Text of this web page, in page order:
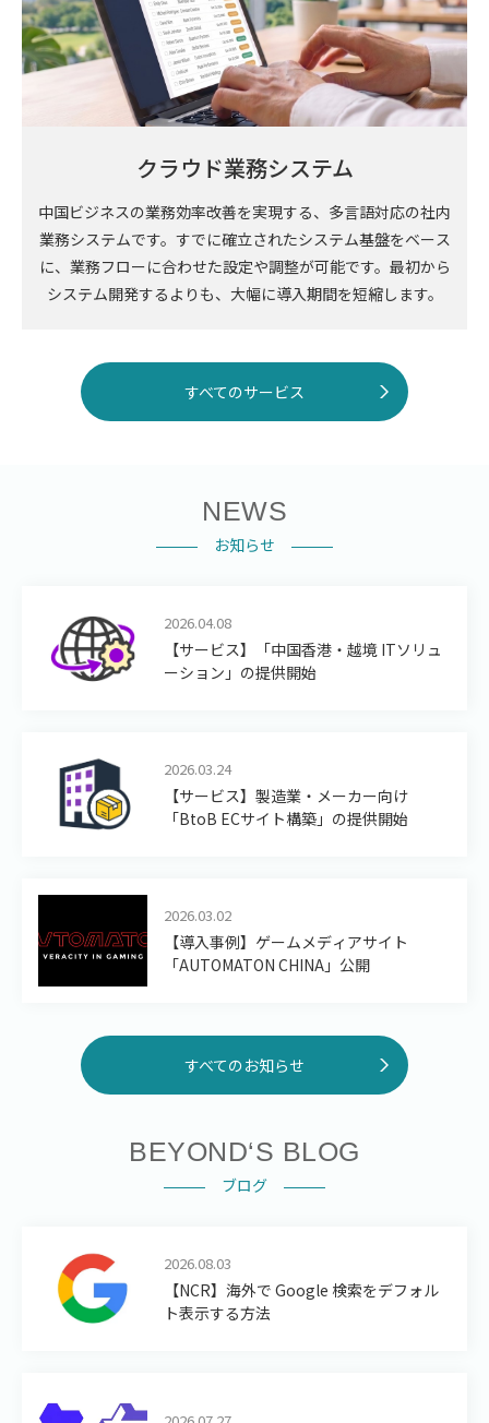
クラウド業務システム
中国ビジネスの業務効率改善を実現する、多言語対応の社内
業務システムです。すでに確立されたシステム基盤をベース
に、業務フローに合わせた設定や調整が可能です。最初から
システム開発するよりも、大幅に導入期間を短縮します。
すべてのサービス
NEWS
お知らせ
2026.04.08
【サービス】「中国香港・越境 ITソリュ
ーション」の提供開始
2026.03.24
【サービス】製造業・メーカー向け
「BtoB ECサイト構築」の提供開始
2026.03.02
【導入事例】ゲームメディアサイト
「AUTOMATON CHINA」公開
すべてのお知らせ
BEYOND‘S BLOG
ブログ
2026.08.03
【NCR】海外で Google 検索をデフォル
ト表示する方法